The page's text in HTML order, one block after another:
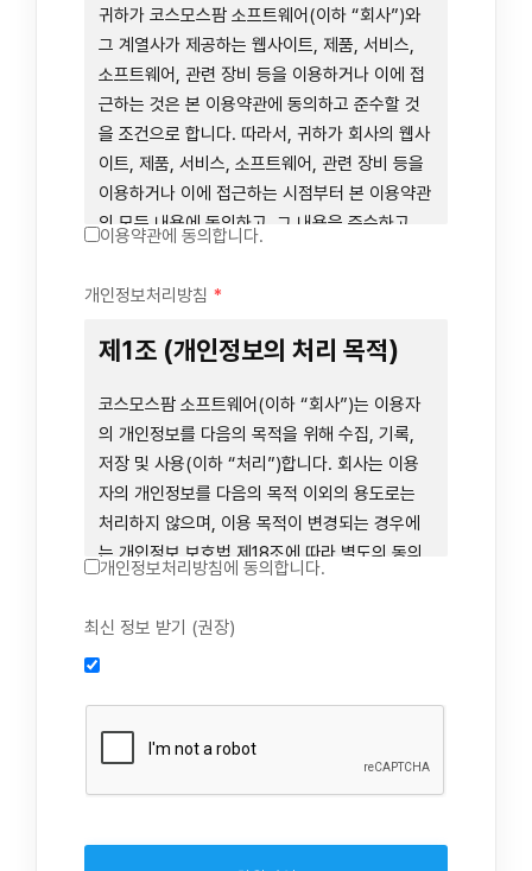
귀하가 코스모스팜 소프트웨어(이하 “회사”)와
그 계열사가 제공하는 웹사이트, 제품, 서비스,
소프트웨어, 관련 장비 등을 이용하거나 이에 접
근하는 것은 본 이용약관에 동의하고 준수할 것
을 조건으로 합니다. 따라서, 귀하가 회사의 웹사
이트, 제품, 서비스, 소프트웨어, 관련 장비 등을
이용하거나 이에 접근하는 시점부터 본 이용약관
의 모든 내용에 동의하고, 그 내용을 준수하고,
귀하가 본 이용약관에 동의하지 않을 경우에는
련 장비 등을 이용하거나 이에 접근하는 행위를
즉시 중단하여야 합니다. 그러므로, 서비스 사용
전에 본 이용약관의 내용을 주의 깊게 읽으시기
바랍니다.
제1장 총칙
제1조 (목적)
웹사이트, 관련 소프트웨어 및 장비 등을 통하여
제공하는 "사이드톡" 서비스와 관련하여 회사와
사항을 규정함을 목적으로 합니다.
이용약관에 동의합니다.
개인정보처리방침 *
제1조 (개인정보의 처리 목적)
코스모스팜 소프트웨어(이하 “회사”)는 이용자
의 개인정보를 다음의 목적을 위해 수집, 기록,
저장 및 사용(이하 “처리”)합니다. 회사는 이용
자의 개인정보를 다음의 목적 이외의 용도로는
처리하지 않으며, 이용 목적이 변경되는 경우에
는 개인정보 보호법 제18조에 따라 별도의 동의
를 받는 등 법령상 필요한 조치를 이행합니다.
인 동의 진행, 이용자 및 법정대리인의 본인 확
인, 이용자 식별, 회원탈퇴 의사의 확인
2. 약관 위반 행위 등을 포함하여 서비스의 원활
한 운영에 지장을 주는 행위에 대한 방지 및 제
재, 계정도용 방지, 약관 개정 등의 고지사항 전
달, 분쟁조정을 위한 기록 보존, 민원처리 등 이
3. 서비스 이용기록과 접속 빈도 분석, 서비스 이
개인정보처리방침에 동의합니다.
최신 정보 받기 (권장)